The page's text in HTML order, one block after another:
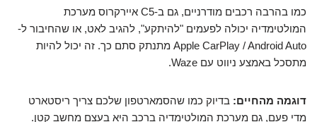
כמו בהרבה רכבים מודרניים, גם ב-C5 איירקרוס מערכת
המולטימדיה יכולה לפעמים "להיתקע", להגיב לאט, או שהחיבור ל-
Apple CarPlay / Android Auto מתנתק סתם כך. זה יכול להיות
מתסכל באמצע ניווט עם Waze.
דוגמה מהחיים: בדיוק כמו שהסמארטפון שלכם צריך ריסטארט
מדי פעם, גם מערכת המולטימדיה ברכב היא בעצם מחשב קטן.